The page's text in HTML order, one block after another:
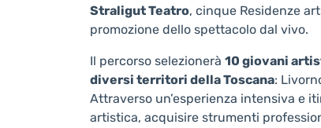
Straligut Teatro, cinque Residenze
promozione dello spettacolo dal vivo.
Il percorso selezionerà 10 giovani
diversi territori della Toscana:
Attraverso un’esperienza intensiva e
artistica, acquisire strumenti